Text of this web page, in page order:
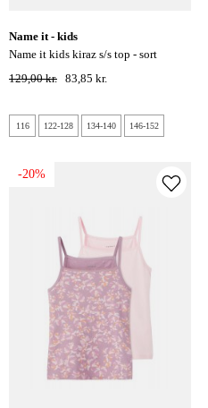
name it - kids
name it kids kiraz s/s top - sort
129,00 kr. 83,85 kr.
116 122-128 134-140 146-152
-20%